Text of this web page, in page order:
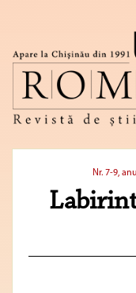
Nr. 7-9,